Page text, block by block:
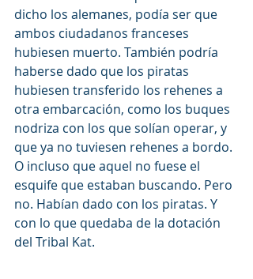
dicho los alemanes, podía ser que
ambos ciudadanos franceses
hubiesen muerto. También podría
haberse dado que los piratas
hubiesen transferido los rehenes a
otra embarcación, como los buques
nodriza con los que solían operar, y
que ya no tuviesen rehenes a bordo.
O incluso que aquel no fuese el
esquife que estaban buscando. Pero
no. Habían dado con los piratas. Y
con lo que quedaba de la dotación
del Tribal Kat.